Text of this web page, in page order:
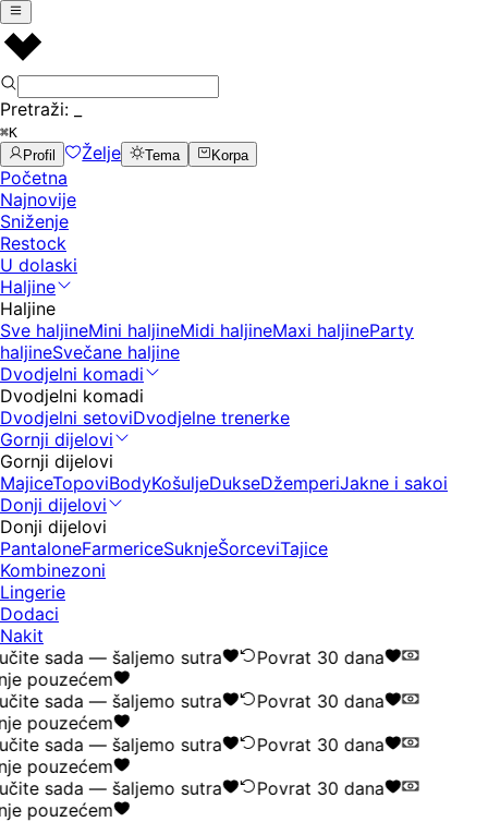
Pretraži:
⌘K
Profil
Želje Tema Korpa
Početna
Najnovije
Sniženje
Restock
U dolaski
Haljine
Haljine
Sve haljineMini haljineMidi haljineMaxi haljineParty
haljineSvečane haljine
Dvodjelni komadi
Dvodjelni komadi
Dvodjelni setoviDvodjelne trenerke
Gornji dijelovi
Gornji dijelovi
MajiceTopoviBodyKošuljeDukseDžemperiJakne i sakoi
Donji dijelovi
Donji dijelovi
PantaloneFarmericeSuknjeŠorceviTajice
Kombinezoni
Lingerie
Dodaci
Nakit
sada — šaljemo sutra
Povrat 30 dana
pouzećem
sada — šaljemo sutra
Povrat 30 dana
pouzećem
sada — šaljemo sutra
Povrat 30 dana
pouzećem
sada — šaljemo sutra
Povrat 30 dana
pouzećem